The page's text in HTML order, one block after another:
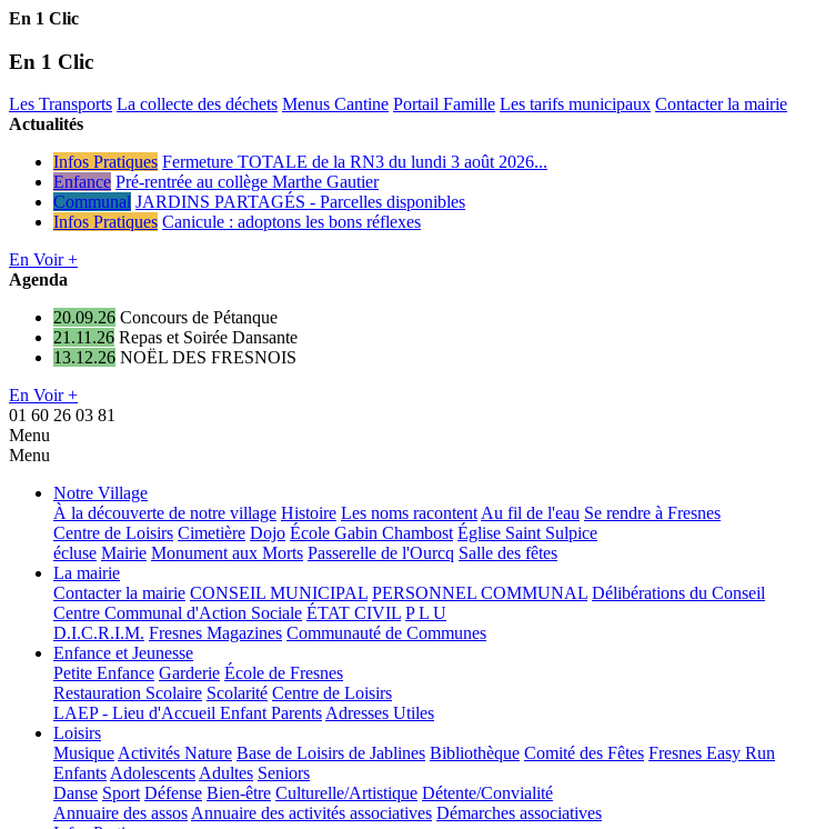
En 1 Clic
En 1 Clic
Les Transports La collecte des déchets Menus Cantine Portail Famille Les tarifs municipaux Contacter la mairie
Actualités
Infos Pratiques Fermeture TOTALE de la RN3 du lundi 3 août 2026...
Enfance Pré-rentrée au collège Marthe Gautier
Communal JARDINS PARTAGÉS - Parcelles disponibles
Infos Pratiques Canicule : adoptons les bons réflexes
En Voir +
Agenda
20.09.26 Concours de Pétanque
21.11.26 Repas et Soirée Dansante
13.12.26 NOËL DES FRESNOIS
En Voir +
01 60 26 03 81
Menu
Menu
Notre Village
À la découverte de notre village Histoire Les noms racontentAu fil de l'eau Se rendre à Fresnes
Centre de Loisirs Cimetière Dojo École Gabin Chambost Église Saint Sulpice
écluse Mairie Monument aux Morts Passerelle de l'Ourcq Salle des fêtes
La mairie
Contacter la mairie CONSEIL MUNICIPAL PERSONNEL COMMUNAL Délibérations du Conseil
Centre Communal d'Action Sociale ÉTAT CIVIL P L U
D.I.C.R.I.M. Fresnes Magazines Communauté de Communes
Enfance et Jeunesse
Petite Enfance Garderie École de Fresnes
Restauration Scolaire Scolarité Centre de Loisirs
LAEP - Lieu d'Accueil Enfant ParentsAdresses Utiles
Loisirs
MusiqueActivités Nature Base de Loisirs de Jablines Bibliothèque Comité des Fêtes Fresnes Easy Run
EnfantsAdolescentsAdultes Seniors
Danse Sport Défense Bien-être Culturelle/Artistique Détente/Convialité
Annuaire des assosAnnuaire des activités associatives Démarches associatives